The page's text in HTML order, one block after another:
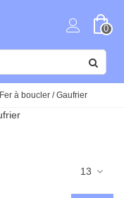
0
Fer à boucler / Gaufrier
13